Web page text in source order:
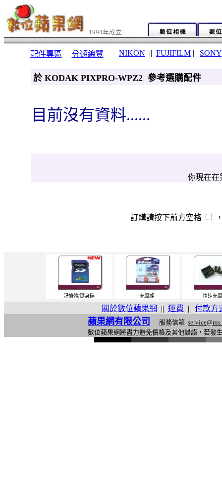
1994年成立
配件專區 分類總覽 NIKON || FUJIFILM || SONY
於 KODAK PIXPRO-WPZ2 參考選購配件
目前沒有資料......
你現在在
訂購請按下前方空格
記憶體/隨身碟 充電組 快速充
關於數位蘋果網 || 運費 || 付款方
蘋果網有限公司 服務信箱
數位蘋果網將盡力避免價格及其他錯誤，若發